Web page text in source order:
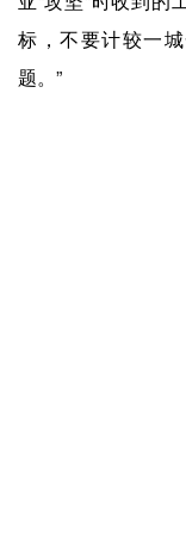
标，不要计较一
题。”